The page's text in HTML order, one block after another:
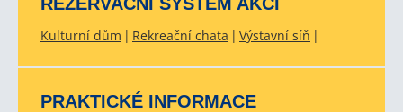
Kulturní dům Rekreační chata Výstavní síň
PRAKTICKÉ INFORMACE